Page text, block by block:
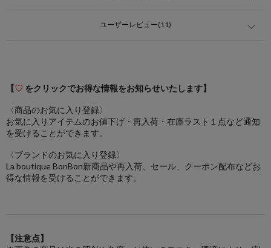
ユーザーレビュー(11)
【♡ をクリックでお得な情報をお知らせいたします】
〈商品のお気に入り登録〉
お気に入りアイテムのお値下げ・再入荷・在庫ラスト１点など通知
を受けることができます。
〈ブランドのお気に入り登録〉
La boutique BonBon新商品や再入荷、セール、クーポン配布などお
得な情報を受けることができます。
【注意点】